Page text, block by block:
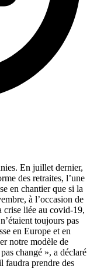
En juillet dernier,
des retraites, l’une
en chantier que si la
à l’occasion de
crise liée au covid-19,
toujours pas
en Europe et en
notre modèle de
changé », a déclaré
faudra prendre des